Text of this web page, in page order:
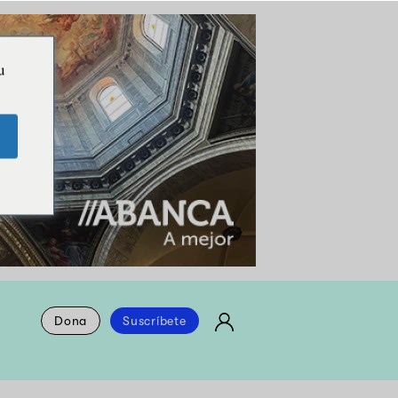
Dona Suscríbete